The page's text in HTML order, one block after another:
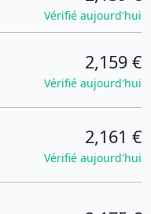
Vérifié aujourd'hui
2,159 €
Vérifié aujourd'hui
2,161 €
Vérifié aujourd'hui